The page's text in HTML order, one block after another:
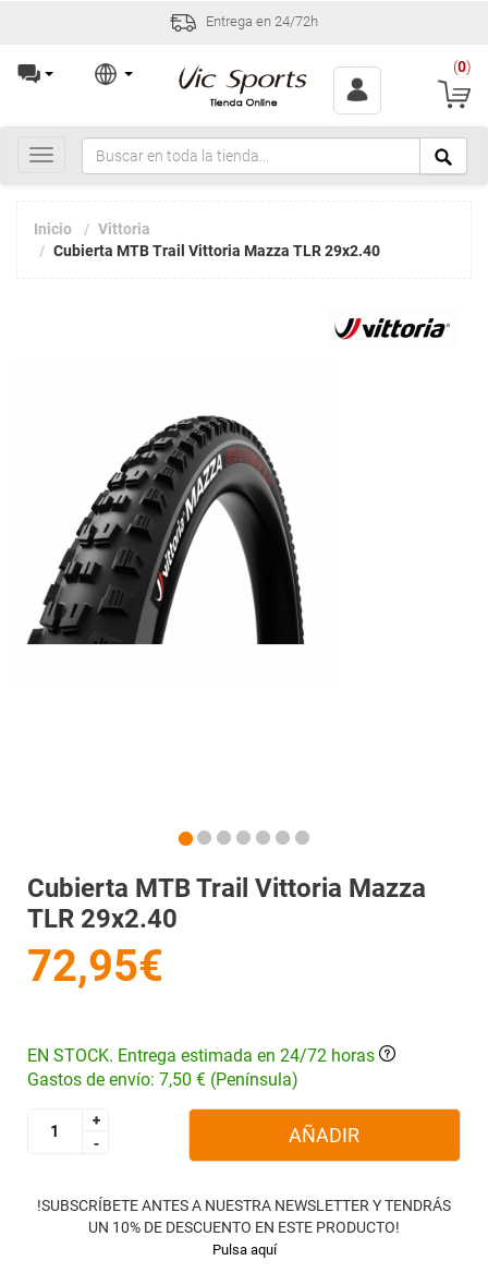
Entrega en 24/72h
(0)
Toggle
navigation
Inicio
Vittoria
Cubierta MTB Trail Vittoria Mazza TLR 29x2.40
Cubierta MTB Trail Vittoria Mazza
TLR 29x2.40
72,95€
EN STOCK. Entrega estimada en 24/72 horas
Gastos de envío: 7,50 € (Península)
+
-
+
-
AÑADIR
!SUBSCRÍBETE ANTES A NUESTRA NEWSLETTER Y TENDRÁS
UN 10% DE DESCUENTO EN ESTE PRODUCTO!
Pulsa aquí